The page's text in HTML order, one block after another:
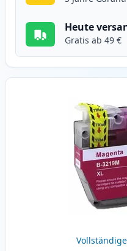
Heute
Gratis ab 49 €